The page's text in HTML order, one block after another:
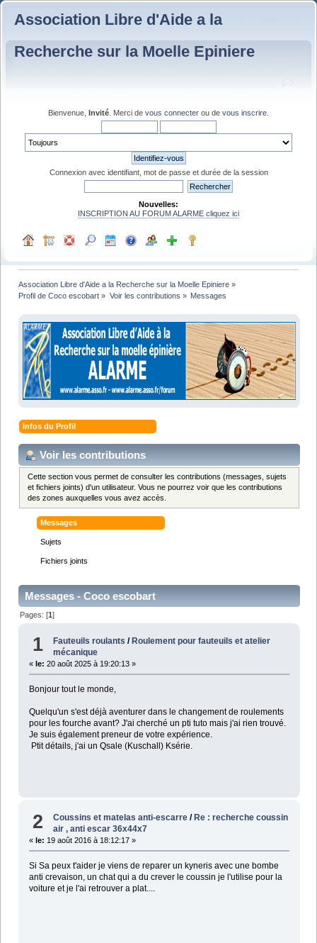
Association Libre d'Aide a la
Recherche sur la Moelle Epiniere
Bienvenue, Invité . Merci de vous connecter ou de vous inscrire
Connexion avec identifiant, mot de passe et durée de la session
Nouvelles:
INSCRIPTION AU FORUM ALARME cliquez ici
Association Libre d'Aide a la Recherche sur la Moelle Epiniere »
Profil de Coco escobart » Voir les contributions » Messages
Infos du Profil
Voir les contributions
Cette section vous permet de consulter les contributions (messages, sujets
et fichiers joints) d'un utilisateur. Vous ne pourrez voir que les contributions
des zones auxquelles vous avez accès.
Messages
Sujets
Fichiers joints
Messages - Coco escobart
Pages: [1]
1 Fauteuils roulants /Roulement pour fauteuils et atelier
mécanique
« le: 20 août 2025 à 19:20:13 »
Bonjour tout le monde,
Quelqu'un s'est déjà aventurer dans le changement de roulements
pour les fourche avant? J'ai cherché un pti tuto mais j'ai rien trouvé.
Je suis également preneur de votre expérience.
Ptit détails, j'ai un Qsale (Kuschall) Ksérie.
2 Coussins et matelas anti-escarre / Re : recherche coussin
air , anti escar 36x44x7
« le: 19 août 2016 à 18:12:17 »
Si Sa peux t'aider je viens de reparer un kyneris avec une bombe
anti crevaison, un chat qui a du crever le coussin je l'utilise pour la
voiture et je l'ai retrouver a plat....